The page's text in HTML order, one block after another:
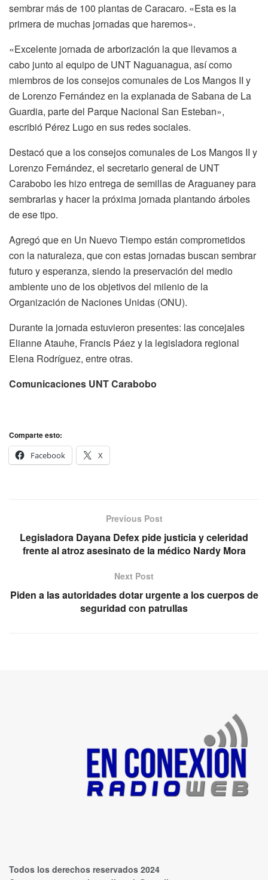
sembrar más de 100 plantas de Caracaro. «Esta es la
primera de muchas jornadas que haremos».
«Excelente jornada de arborización la que llevamos a
cabo junto al equipo de UNT Naguanagua, así como
miembros de los consejos comunales de Los Mangos II y
de Lorenzo Fernández en la explanada de Sabana de La
Guardia, parte del Parque Nacional San Esteban»,
escribió Pérez Lugo en sus redes sociales.
Destacó que a los consejos comunales de Los Mangos II y
Lorenzo Fernández, el secretario general de UNT
Carabobo les hizo entrega de semillas de Araguaney para
sembrarlas y hacer la próxima jornada plantando árboles
de ese tipo.
Agregó que en Un Nuevo Tiempo están comprometidos
con la naturaleza, que con estas jornadas buscan sembrar
futuro y esperanza, siendo la preservación del medio
ambiente uno de los objetivos del milenio de la
Organización de Naciones Unidas (ONU).
Durante la jornada estuvieron presentes: las concejales
Elianne Atauhe, Francis Páez y la legisladora regional
Elena Rodríguez, entre otras.
Comunicaciones UNT Carabobo
Comparte esto:
Facebook
X
Previous Post
Legisladora Dayana Defex pide justicia y celeridad
frente al atroz asesinato de la médico Nardy Mora
Next Post
Piden a las autoridades dotar urgente a los cuerpos de
seguridad con patrullas
Todos los derechos reservados 2024